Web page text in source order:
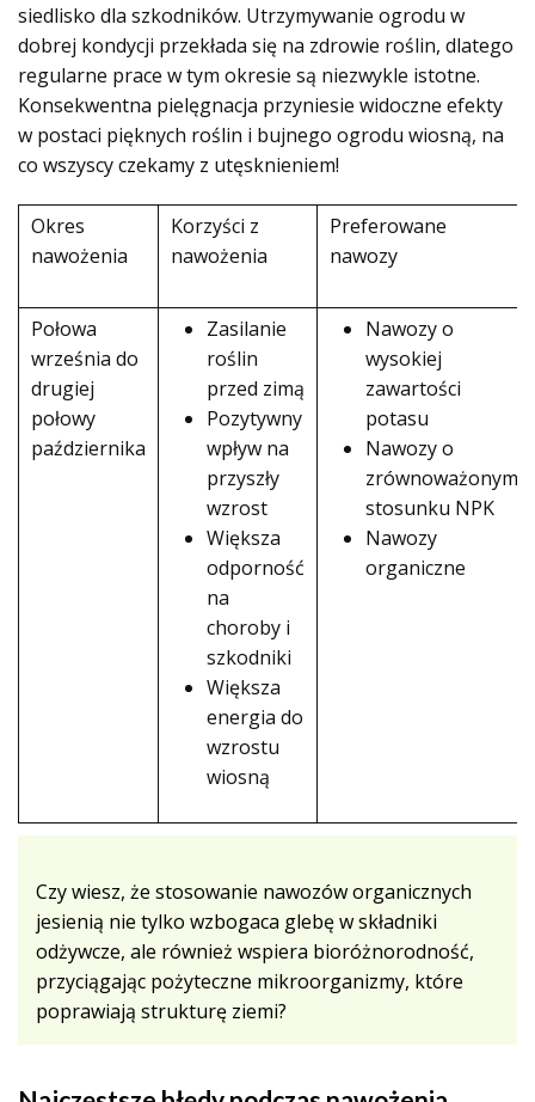
siedlisko dla szkodników. Utrzymywanie ogrodu w
dobrej kondycji przekłada się na zdrowie roślin, dlatego
regularne prace w tym okresie są niezwykle istotne.
Konsekwentna pielęgnacja przyniesie widoczne efekty
w postaci pięknych roślin i bujnego ogrodu wiosną, na
co wszyscy czekamy z utęsknieniem!
Okres
nawożenia
Korzyści z
nawożenia
Preferowane
nawozy
Połowa
września do
drugiej
połowy
października
Zasilanie
roślin
przed zimą
Pozytywny
wpływ na
przyszły
wzrost
Większa
odporność
na
choroby i
szkodniki
Większa
energia do
wzrostu
wiosną
Nawozy o
wysokiej
zawartości
potasu
Nawozy o
zrównoważonym
stosunku NPK
Nawozy
organiczne
Czy wiesz, że stosowanie nawozów organicznych
jesienią nie tylko wzbogaca glebę w składniki
odżywcze, ale również wspiera bioróżnorodność,
przyciągając pożyteczne mikroorganizmy, które
poprawiają strukturę ziemi?